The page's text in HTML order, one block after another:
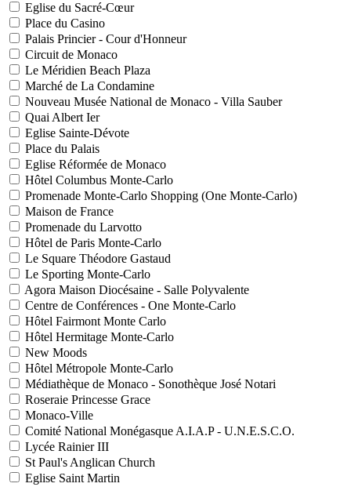
Eglise du Sacré-Cœur
Place du Casino
Palais Princier - Cour d'Honneur
Circuit de Monaco
Le Méridien Beach Plaza
Marché de La Condamine
Nouveau Musée National de Monaco - Villa Sauber
Quai Albert Ier
Eglise Sainte-Dévote
Place du Palais
Eglise Réformée de Monaco
Hôtel Columbus Monte-Carlo
Promenade Monte-Carlo Shopping (One Monte-Carlo)
Maison de France
Promenade du Larvotto
Hôtel de Paris Monte-Carlo
Le Square Théodore Gastaud
Le Sporting Monte-Carlo
Agora Maison Diocésaine - Salle Polyvalente
Centre de Conférences - One Monte-Carlo
Hôtel Fairmont Monte Carlo
Hôtel Hermitage Monte-Carlo
New Moods
Hôtel Métropole Monte-Carlo
Médiathèque de Monaco - Sonothèque José Notari
Roseraie Princesse Grace
Monaco-Ville
Comité National Monégasque A.I.A.P - U.N.E.S.C.O.
Lycée Rainier III
St Paul's Anglican Church
Eglise Saint Martin